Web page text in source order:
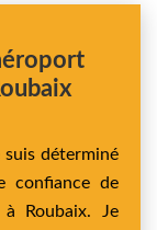
suis déterminé
confiance de
Roubaix. Je